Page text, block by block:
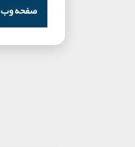
صفحه وب